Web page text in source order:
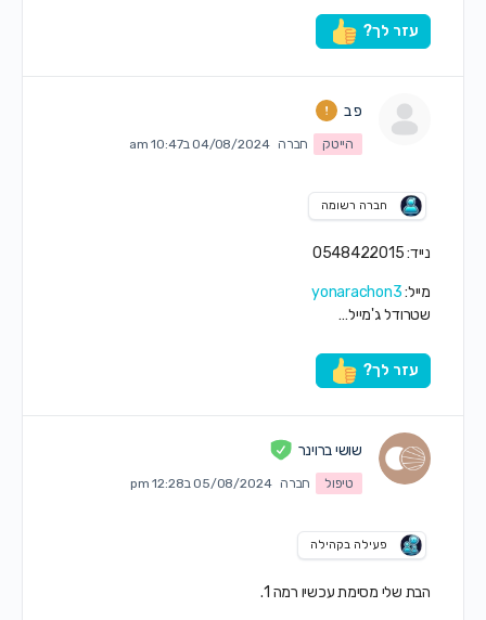
עזר לך?
פ ב
הייטק חברה 04/08/2024 ב10:47 am
חברה רשומה
נייד: 0548422015
מייל:yonarachon3
שטרודל ג'מייל…
עזר לך?
שושי ברוינר
טיפול חברה 05/08/2024 ב12:28 pm
פעילה בקהילה
הבת שלי מסימת עכשיו רמה 1.